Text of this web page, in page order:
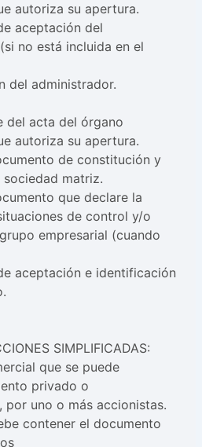
autoriza su apertura.
aceptación del
no está incluida en el
del administrador.
del acta del órgano
autoriza su apertura.
de constitución y
matriz.
que declare la
de control y/o
empresarial (cuando
aceptación e identificación
SIMPLIFICADAS:
que se puede
privado o
uno o más accionistas.
contener el documento